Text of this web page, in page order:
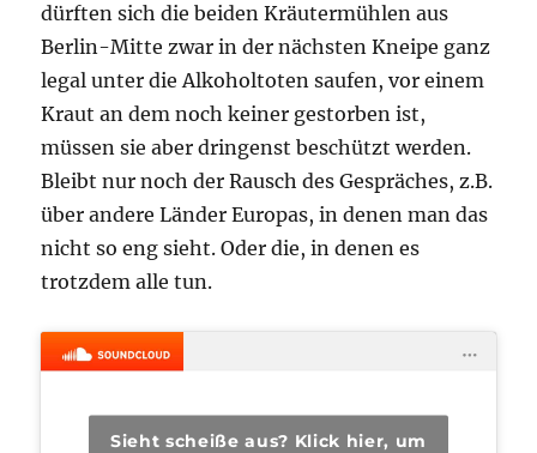
dürften sich die beiden Kräutermühlen aus
Berlin-Mitte zwar in der nächsten Kneipe ganz
legal unter die Alkoholtoten saufen, vor einem
Kraut an dem noch keiner gestorben ist,
müssen sie aber dringenst beschützt werden.
Bleibt nur noch der Rausch des Gespräches, z.B.
über andere Länder Europas, in denen man das
nicht so eng sieht. Oder die, in denen es
trotzdem alle tun.
Sieht scheiße aus? Klick hier, um